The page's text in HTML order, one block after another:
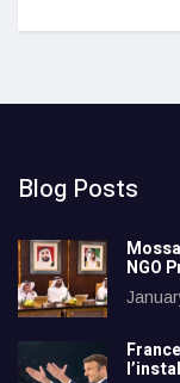
Blog Posts
NGO